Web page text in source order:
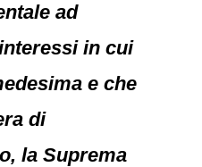
ad
in cui
e che
di
la Suprema